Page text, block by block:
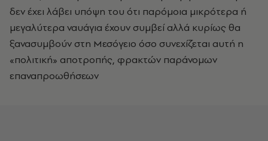
δεν έχει λάβει υπόψη του ότι παρόμοια μικρότερα ή
μεγαλύτερα ναυάγια έχουν συμβεί αλλά κυρίως θα
ξανασυμβούν στη Μεσόγειο όσο συνεχίζεται αυτή η
«πολιτική» αποτροπής, φρακτών παράνομων
επαναπροωθήσεων